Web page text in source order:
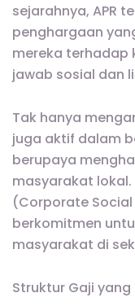
sejarahnya, APR
penghargaan
mereka terhadap
jawab sosial dan
Tak hanya
juga aktif dalam
berupaya
masyarakat lokal.
(Corporate
berkomitmen
masyarakat di
Struktur Gaji